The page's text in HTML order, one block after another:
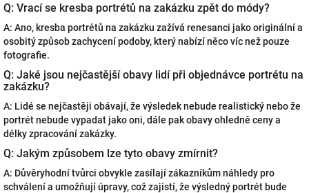
Q: Vrací se kresba portrétů na zakázku zpět do módy?
A: Ano, kresba portrétů na zakázku zažívá renesanci jako originální a
osobitý způsob zachycení podoby, který nabízí něco víc než pouze
fotografie.
Q: Jaké jsou nejčastější obavy lidí při objednávce portrétu na
zakázku?
A: Lidé se nejčastěji obávají, že výsledek nebude realistický nebo že
portrét nebude vypadat jako oni, dále pak obavy ohledně ceny a
délky zpracování zakázky.
Q: Jakým způsobem lze tyto obavy zmírnit?
A: Důvěryhodní tvůrci obvykle zasílají zákazníkům náhledy pro
schválení a umožňují úpravy, což zajistí, že výsledný portrét bude